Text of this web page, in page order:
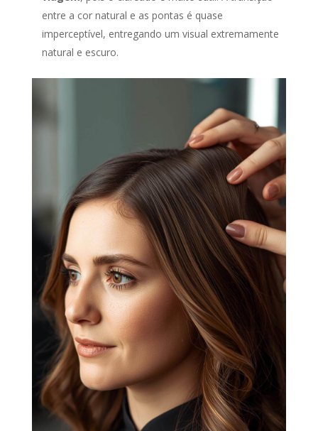
entre a cor natural e as pontas é quase
imperceptível, entregando um visual extremamente
natural e escuro.